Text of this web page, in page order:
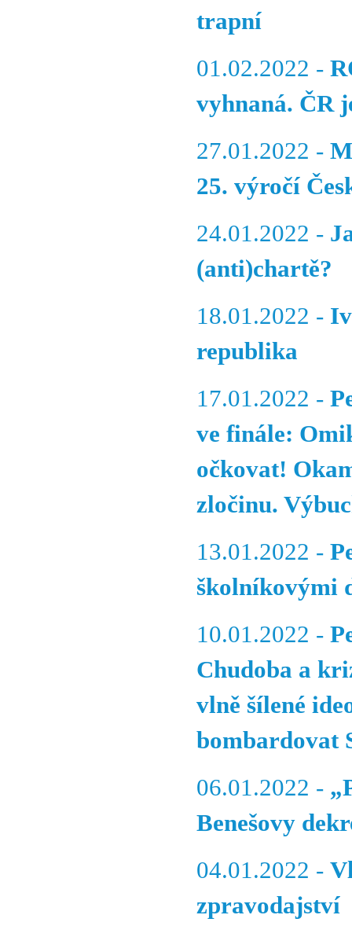
trapní
01.02.2022 -
vyhnaná. ČR
27.01.2022 -
25. výročí
24.01.2022 -
(anti)chartě?
18.01.2022 -
republika
17.01.2022 -
ve finále:
očkovat!
zločinu.
13.01.2022 -
školníkovými
10.01.2022 -
Chudoba a
vlně šílené
bombardovat
06.01.2022 -
Benešovy
04.01.2022 -
zpravodajství